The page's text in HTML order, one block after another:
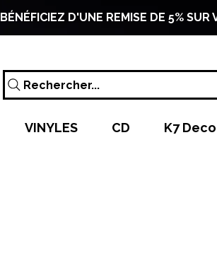
BÉNÉFICIEZ D'UNE REMISE DE 5%
Rechercher...
VINYLES CD K7